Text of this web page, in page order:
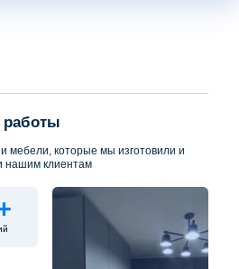
мебели, которые мы изготовили и
нашим клиентам